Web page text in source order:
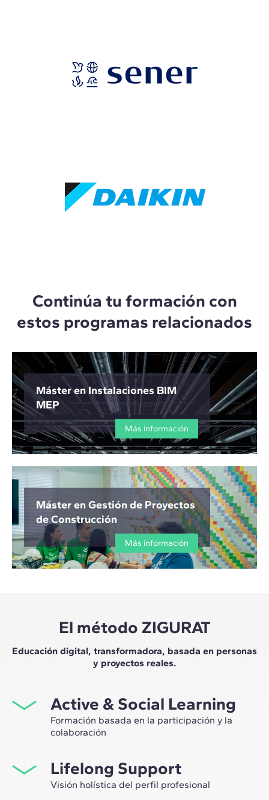
Continúa tu formación con
estos programas relacionados
Máster en Instalaciones BIM
MEP
Más información
Máster en Gestión de Proyectos
de Construcción
Más información
El método ZIGURAT
Educación digital, transformadora, basada en personas
y proyectos reales.
Active & Social Learning
Formación basada en la participación y la
colaboración
network profesional, sino tener la ocasión única de
participar en grupos de trabajo seleccionados,
asesorados por el expertise de nuestros profesores,
Lifelong Support
Visión holística del perfil profesional